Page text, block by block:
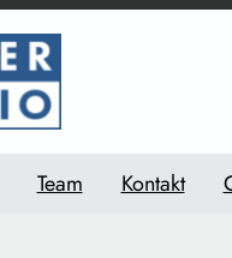
Team Kontakt